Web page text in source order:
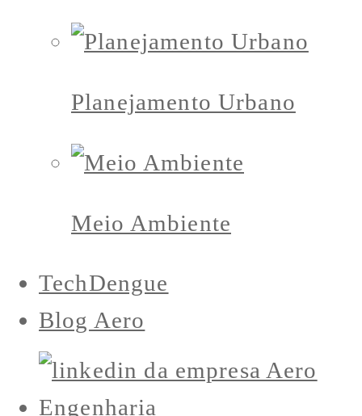
Planejamento Urbano
Meio Ambiente
TechDengue
Blog Aero